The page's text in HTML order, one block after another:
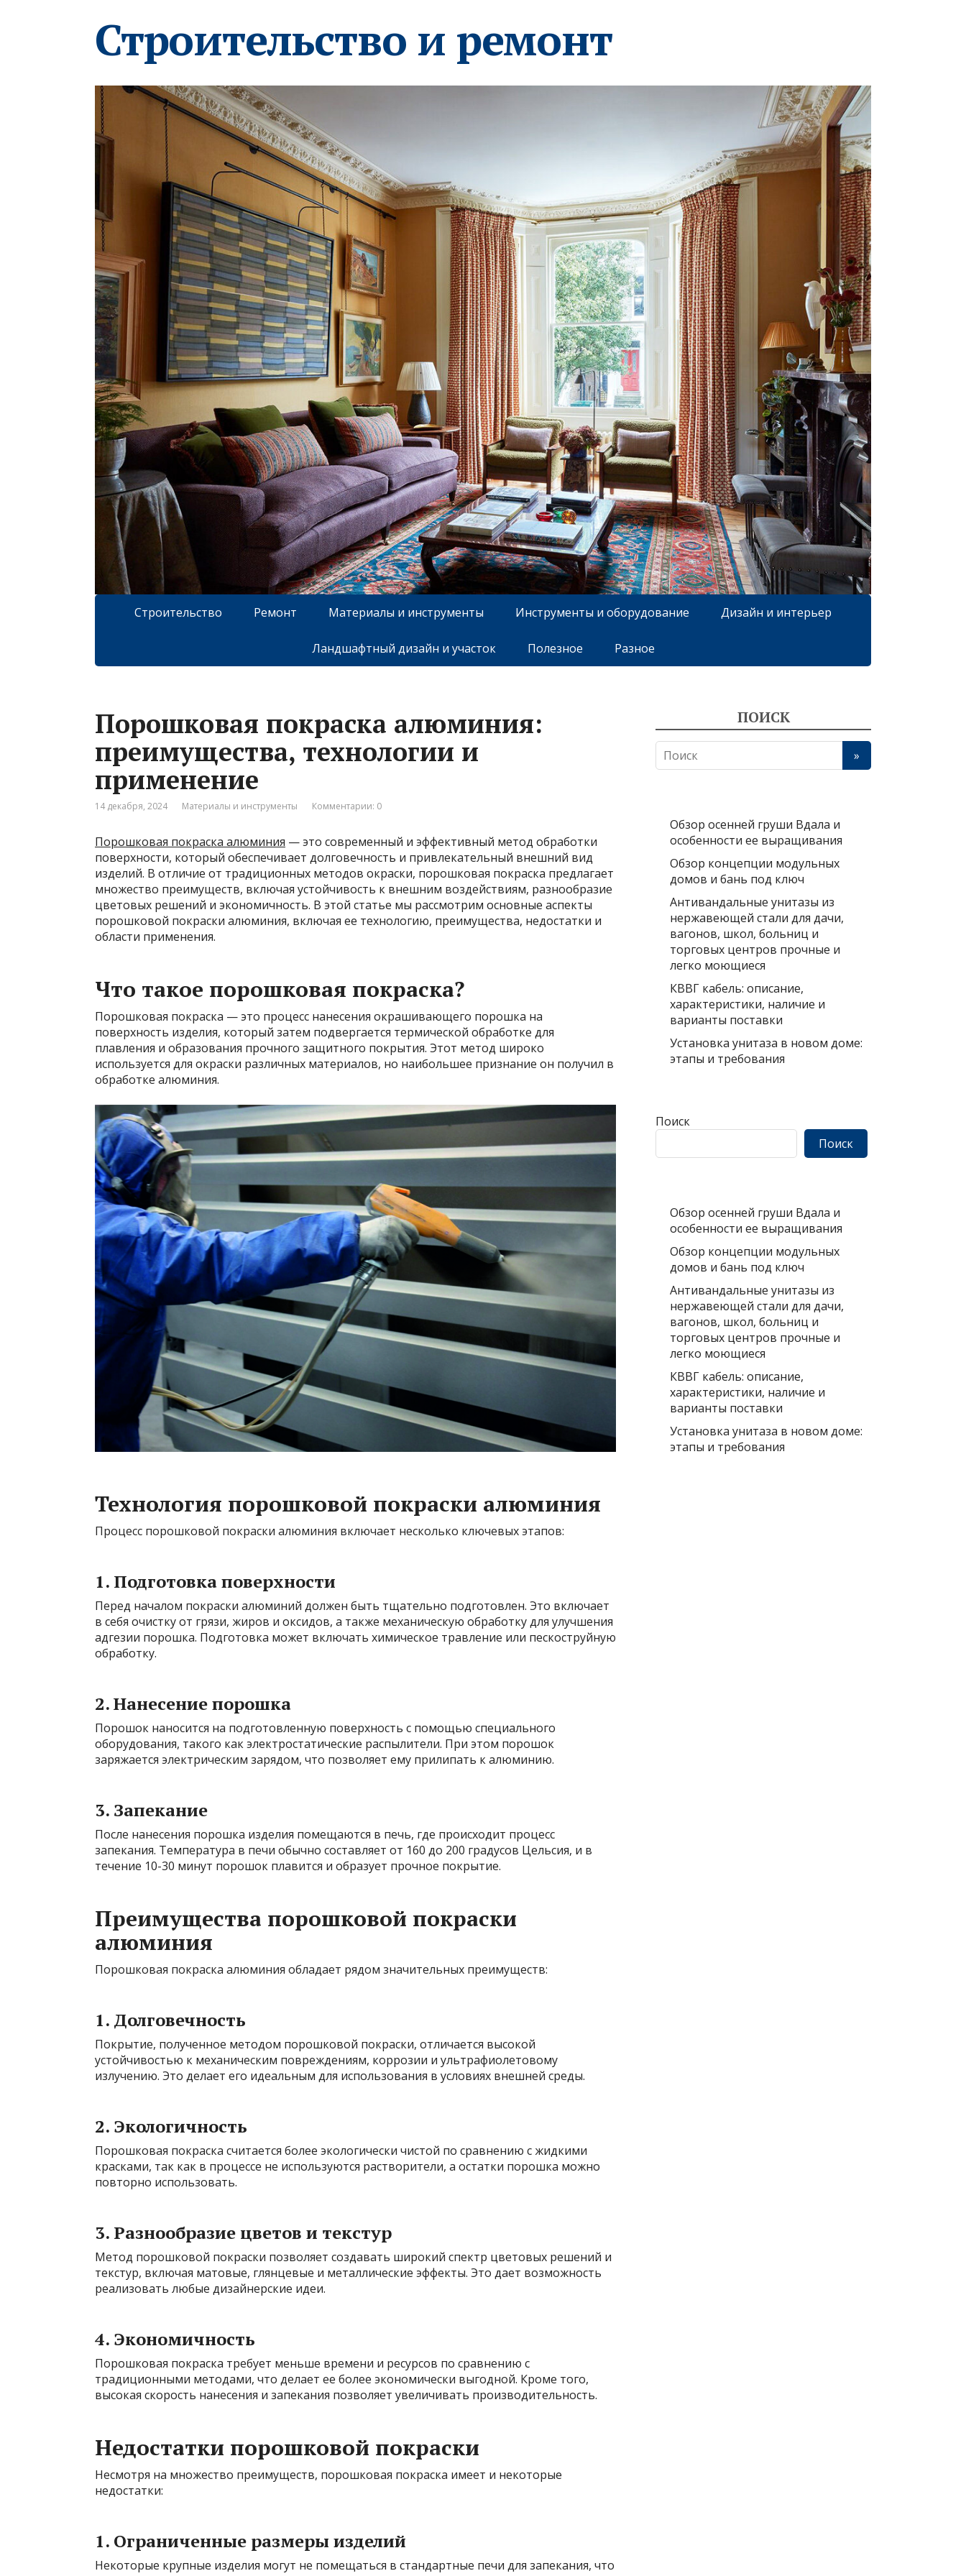
Строительство и ремонт
Строительство Ремонт Материалы и инструменты Инструменты и оборудование Дизайн и интерьер
Ландшафтный дизайн и участок Полезное Разное
Порошковая покраска алюминия:
преимущества, технологии и
применение
14 декабря, 2024 Материалы и инструменты Комментарии: 0
Порошковая покраска алюминия — это современный и эффективный метод обработки
поверхности, который обеспечивает долговечность и привлекательный внешний вид
изделий. В отличие от традиционных методов окраски, порошковая покраска предлагает
множество преимуществ, включая устойчивость к внешним воздействиям, разнообразие
цветовых решений и экономичность. В этой статье мы рассмотрим основные аспекты
порошковой покраски алюминия, включая ее технологию, преимущества, недостатки и
области применения.
Что такое порошковая покраска?
Порошковая покраска — это процесс нанесения окрашивающего порошка на
поверхность изделия, который затем подвергается термической обработке для
плавления и образования прочного защитного покрытия. Этот метод широко
используется для окраски различных материалов, но наибольшее признание он получил в
обработке алюминия.
Технология порошковой покраски алюминия
Процесс порошковой покраски алюминия включает несколько ключевых этапов:
1. Подготовка поверхности
Перед началом покраски алюминий должен быть тщательно подготовлен. Это включает
в себя очистку от грязи, жиров и оксидов, а также механическую обработку для улучшения
адгезии порошка. Подготовка может включать химическое травление или пескоструйную
обработку.
2. Нанесение порошка
Порошок наносится на подготовленную поверхность с помощью специального
оборудования, такого как электростатические распылители. При этом порошок
заряжается электрическим зарядом, что позволяет ему прилипать к алюминию.
3. Запекание
После нанесения порошка изделия помещаются в печь, где происходит процесс
запекания. Температура в печи обычно составляет от 160 до 200 градусов Цельсия, и в
течение 10-30 минут порошок плавится и образует прочное покрытие.
Преимущества порошковой покраски
алюминия
Порошковая покраска алюминия обладает рядом значительных преимуществ:
1. Долговечность
Покрытие, полученное методом порошковой покраски, отличается высокой
устойчивостью к механическим повреждениям, коррозии и ультрафиолетовому
излучению. Это делает его идеальным для использования в условиях внешней среды.
2. Экологичность
Порошковая покраска считается более экологически чистой по сравнению с жидкими
красками, так как в процессе не используются растворители, а остатки порошка можно
повторно использовать.
3. Разнообразие цветов и текстур
Метод порошковой покраски позволяет создавать широкий спектр цветовых решений и
текстур, включая матовые, глянцевые и металлические эффекты. Это дает возможность
реализовать любые дизайнерские идеи.
4. Экономичность
Порошковая покраска требует меньше времени и ресурсов по сравнению с
традиционными методами, что делает ее более экономически выгодной. Кроме того,
высокая скорость нанесения и запекания позволяет увеличивать производительность.
Недостатки порошковой покраски
Несмотря на множество преимуществ, порошковая покраска имеет и некоторые
недостатки:
1. Ограниченные размеры изделий
Некоторые крупные изделия могут не помещаться в стандартные печи для запекания, что
ПОИСК
Обзор осенней груши Вдала и
особенности ее выращивания
Обзор концепции модульных
домов и бань под ключ
Антивандальные унитазы из
нержавеющей стали для дачи,
вагонов, школ, больниц и
торговых центров прочные и
легко моющиеся
КВВГ кабель: описание,
характеристики, наличие и
варианты поставки
Установка унитаза в новом доме:
этапы и требования
Поиск
Поиск
Обзор осенней груши Вдала и
особенности ее выращивания
Обзор концепции модульных
домов и бань под ключ
Антивандальные унитазы из
нержавеющей стали для дачи,
вагонов, школ, больниц и
торговых центров прочные и
легко моющиеся
КВВГ кабель: описание,
характеристики, наличие и
варианты поставки
Установка унитаза в новом доме:
этапы и требования